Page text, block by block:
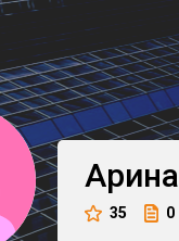
Арина
35 0